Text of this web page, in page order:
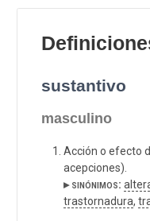
sustantivo
masculino
Acción o efecto
acepciones).
▸ sinónimos:
trastornadura,